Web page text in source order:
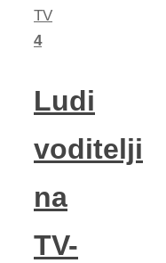
TV
4
Ludi
voditelji
na
TV-